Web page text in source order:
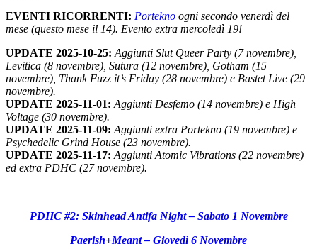
EVENTI RICORRENTI: Portekno ogni secondo venerdì del
mese (questo mese il 14). Evento extra mercoledì 19!
UPDATE 2025-10-25: Aggiunti Slut Queer Party (7 novembre),
Levitica (8 novembre), Sutura (12 novembre), Gotham (15
novembre), Thank Fuzz it’s Friday (28 novembre) e Bastet Live (29
novembre).
UPDATE 2025-11-01: Aggiunti Desfemo (14 novembre) e High
Voltage (30 novembre).
UPDATE 2025-11-09: Aggiunti extra Portekno (19 novembre) e
Psychedelic Grind House (23 novembre).
UPDATE 2025-11-17: Aggiunti Atomic Vibrations (22 novembre)
ed extra PDHC (27 novembre).
PDHC #2: Skinhead Antifa Night – Sabato 1 Novembre
Paerish+Meant – Giovedì 6 Novembre